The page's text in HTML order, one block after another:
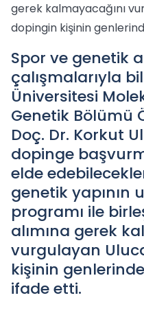
gerek kalmayacağını
dopingin kişinin
Spor ve genetik
çalışmalarıyla
Üniversitesi
Genetik Bölümü
Doç. Dr. Korkut
dopinge
elde
genetik yapının
programı ile
alımına gerek
vurgulayan
kişinin
ifade etti.